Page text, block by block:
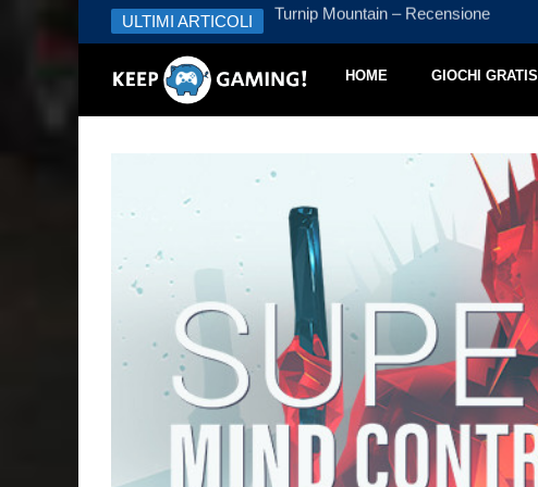
ULTIMI ARTICOLI Turnip Mountain – Recensione
HOME GIOCHI GRATIS